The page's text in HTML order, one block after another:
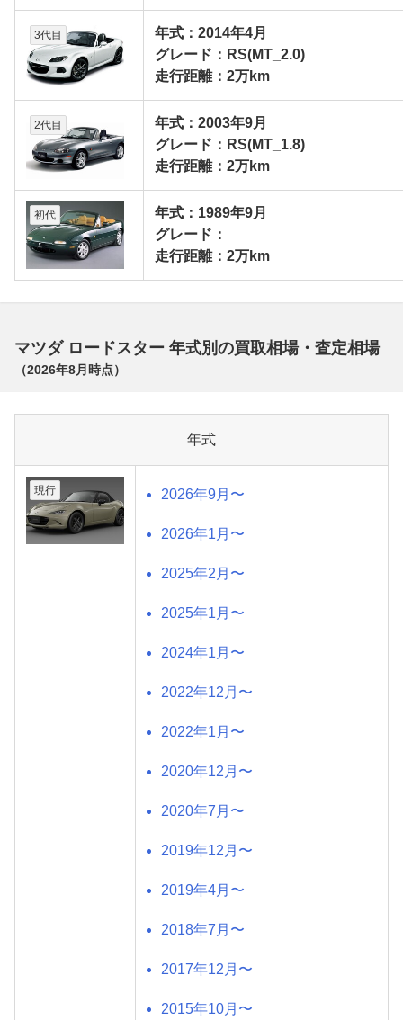
3代目
年式：2014年4月
グレード：RS(MT_2.0)
走行距離：2万km
2代目
年式：2003年9月
グレード：RS(MT_1.8)
走行距離：2万km
初代
年式：1989年9月
グレード：
走行距離：2万km
マツダ ロードスター 年式別の買取相場・査定相場
（2026年8月 時点）
年式
現行 2026年9月〜
2026年1月〜
2025年2月〜
2025年1月〜
2024年1月〜
2022年12月〜
2022年1月〜
2020年12月〜
2020年7月〜
2019年12月〜
2019年4月〜
2018年7月〜
2017年12月〜
2015年10月〜